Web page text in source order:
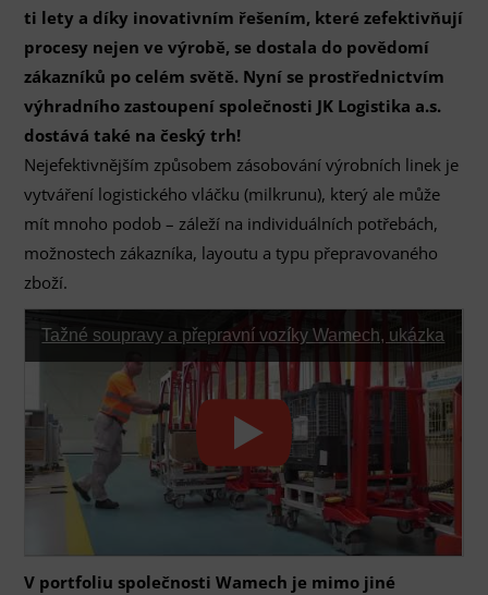
ti lety a díky inovativním řešením, které zefektivňují
procesy nejen ve výrobě, se dostala do povědomí
zákazníků po celém světě. Nyní se prostřednictvím
výhradního zastoupení společnosti JK Logistika a.s.
dostává také na český trh!
Nejefektivnějším způsobem zásobování výrobních linek je
vytváření logistického vláčku (milkrunu), který ale může
mít mnoho podob – záleží na individuálních potřebách,
možnostech zákazníka, layoutu a typu přepravovaného
zboží.
Tažné soupravy a přepravní vozíky Wamech, ukázka
V portfoliu společnosti Wamech je mimo jiné